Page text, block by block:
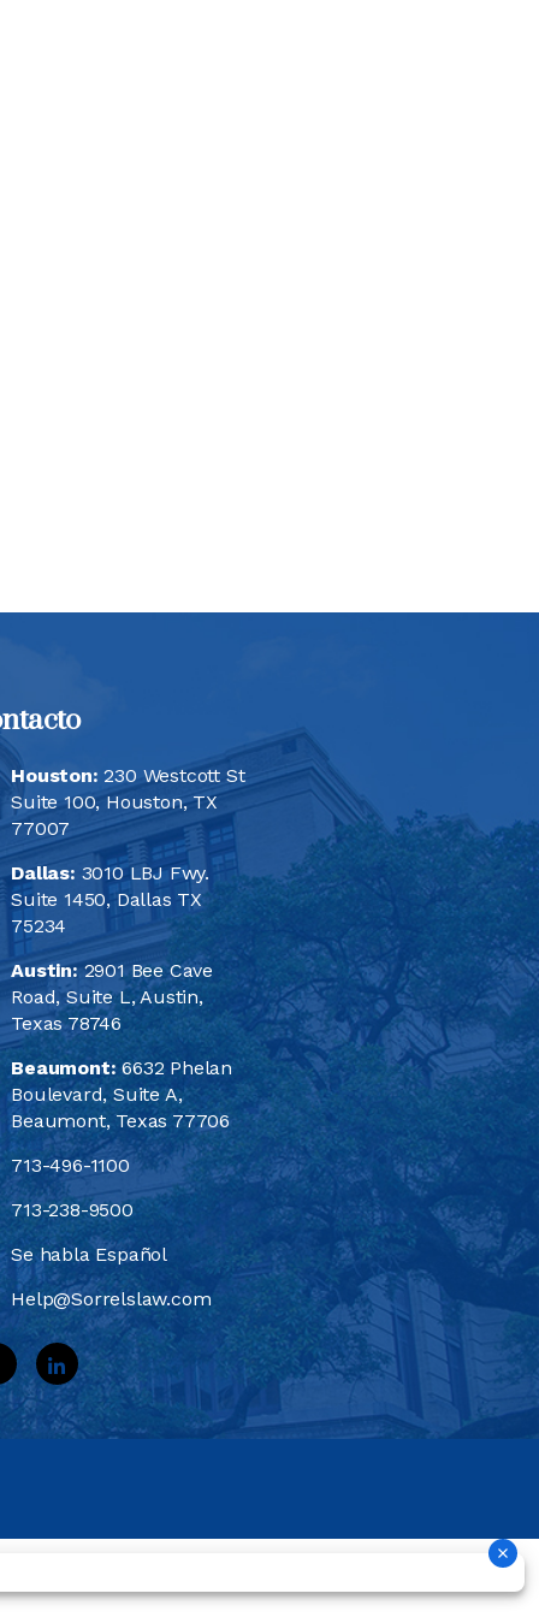
Houston:230 Westcott St
Suite 100, Houston, TX
77007
Dallas: 3010 LBJ Fwy.
Suite 1450, Dallas TX
75234
Austin:2901 Bee Cave
Road, Suite L, Austin,
Texas 78746
Beaumont:6632 Phelan
Boulevard, Suite A,
Beaumont, Texas 77706
713-496-1100
713-238-9500
Se habla Español
Help@Sorrelslaw.com